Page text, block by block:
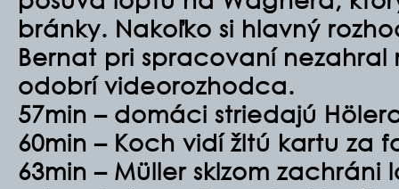
bránky. Nakoľko si hlavný
Bernat pri spracovaní nezahral
odobrí videorozhodca.
57min – domáci striedajú
60min – Koch vidí žltú kartu za
63min – Müller sklzom